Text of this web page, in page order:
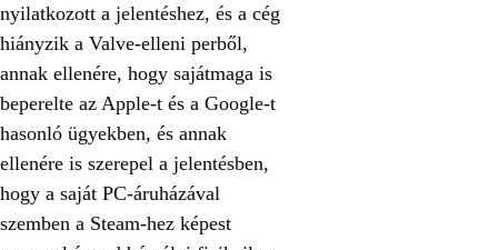
nyilatkozott a jelentéshez, és a cég
hiányzik a Valve-elleni perből,
annak ellenére, hogy sajátmaga is
beperelte az Apple-t és a Google-t
hasonló ügyekben, és annak
ellenére is szerepel a jelentésben,
hogy a saját PC-áruházával
szemben a Steam-hez képest